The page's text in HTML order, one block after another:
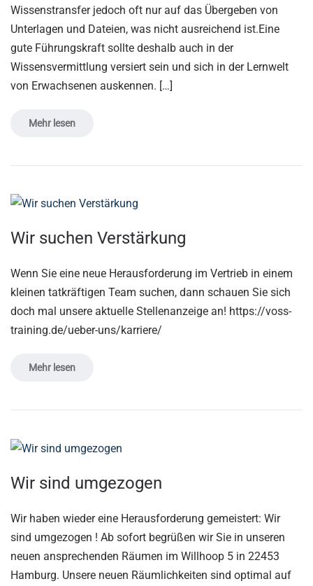
Wissenstransfer jedoch oft nur auf das Übergeben von
Unterlagen und Dateien, was nicht ausreichend ist.Eine
gute Führungskraft sollte deshalb auch in der
Wissensvermittlung versiert sein und sich in der Lernwelt
von Erwachsenen auskennen. […]
Mehr lesen
Wir suchen Verstärkung
Wenn Sie eine neue Herausforderung im Vertrieb in einem
kleinen tatkräftigen Team suchen, dann schauen Sie sich
doch mal unsere aktuelle Stellenanzeige an! https://voss-
training.de/ueber-uns/karriere/
Mehr lesen
Wir sind umgezogen
Wir haben wieder eine Herausforderung gemeistert: Wir
sind umgezogen ! Ab sofort begrüßen wir Sie in unseren
neuen ansprechenden Räumen im Willhoop 5 in 22453
Hamburg. Unsere neuen Räumlichkeiten sind optimal auf